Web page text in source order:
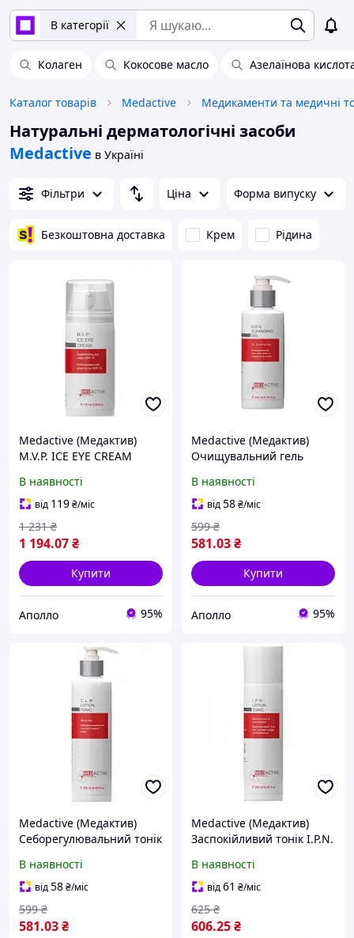
В категорії
Колаген Кокосове масло Азелаїнова
Каталог товарів Medactive Медикаменти та медичні
Натуральні дерматологічні засоби
Medactive в Україні
Фільтри Ціна Форма випуску
Безкоштовна доставка Крем Рідина
Medactive (Медактив)
M.V.P. ICE EYE CREAM
під очі з SPF 10, 100 мл
В наявності
від 119₴/міс
1 194.07₴
1 231 ₴
Купити
Аполло 95%
Medactive (Медактив)
Очищувальний гель
сухої та нормальної
шкіри, 200 мл
В наявності
від58₴/міс
581.03₴
599 ₴
Купити
Аполло 95%
Medactive (Медактив)
Себорегулювальний тонік
жирної шкіри, 250 мл
В наявності
від58₴/міс
581.03₴
599 ₴
Medactive (Медактив)
Заспокійливий тонік I.P.N.
для чутливої шкіри, 250
мл
В наявності
від61 ₴/міс
606.25₴
625 ₴